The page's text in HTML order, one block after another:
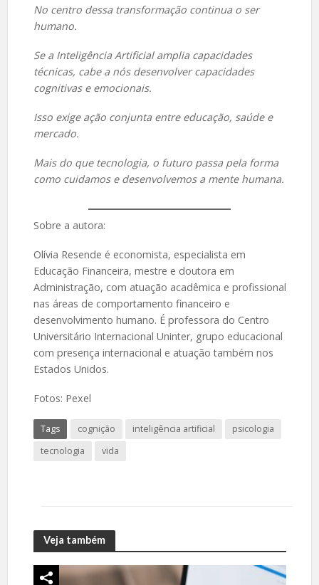
No centro dessa transformação continua o ser
humano.
Se a Inteligência Artificial amplia capacidades
técnicas, cabe a nós desenvolver capacidades
cognitivas e emocionais.
Isso exige ação conjunta entre educação, saúde e
mercado.
Mais do que tecnologia, o futuro passa pela forma
como cuidamos e desenvolvemos a mente humana.
Sobre a autora:
Olívia Resende é economista, especialista em
Educação Financeira, mestre e doutora em
Administração, com atuação acadêmica e profissional
nas áreas de comportamento financeiro e
desenvolvimento humano. É professora do Centro
Universitário Internacional Uninter, grupo educacional
com presença internacional e atuação também nos
Estados Unidos.
Fotos: Pexel
Tags cognição inteligência artificial
psicologia
tecnologia
vida
Veja também